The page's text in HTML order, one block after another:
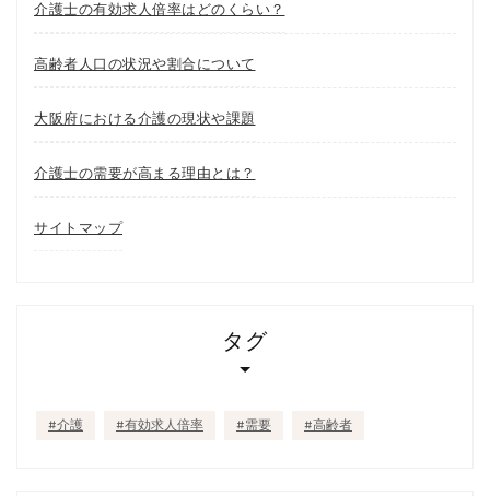
介護士の有効求人倍率はどのくらい？
高齢者人口の状況や割合について
大阪府における介護の現状や課題
介護士の需要が高まる理由とは？
サイトマップ
タグ
介護 有効求人倍率 需要 高齢者